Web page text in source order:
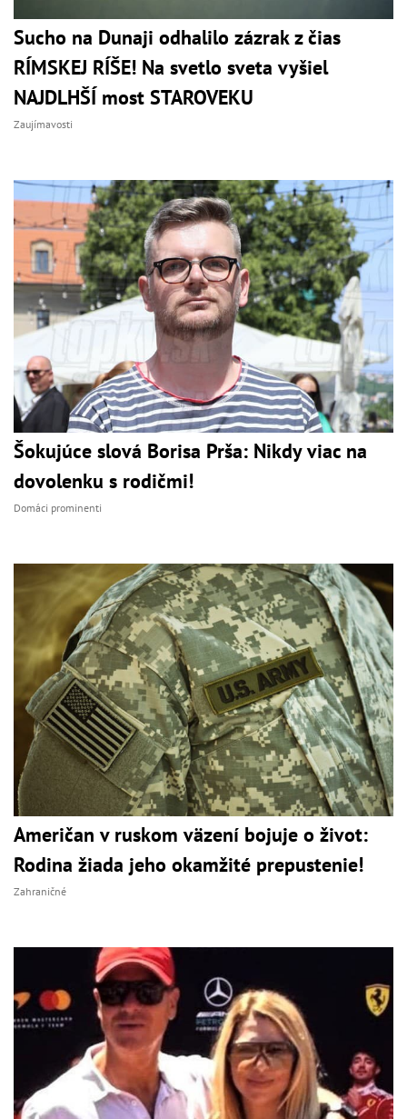
Sucho na Dunaji odhalilo zázrak z čias
RÍMSKEJ RÍŠE! Na svetlo sveta vyšiel
NAJDLHŠÍ most STAROVEKU
Zaujímavosti
Šokujúce slová Borisa Prša: Nikdy viac na
dovolenku s rodičmi!
Domáci prominenti
Američan v ruskom väzení bojuje o život:
Rodina žiada jeho okamžité prepustenie!
Zahraničné